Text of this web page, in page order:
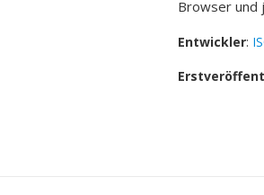
Browser und
Entwickler: